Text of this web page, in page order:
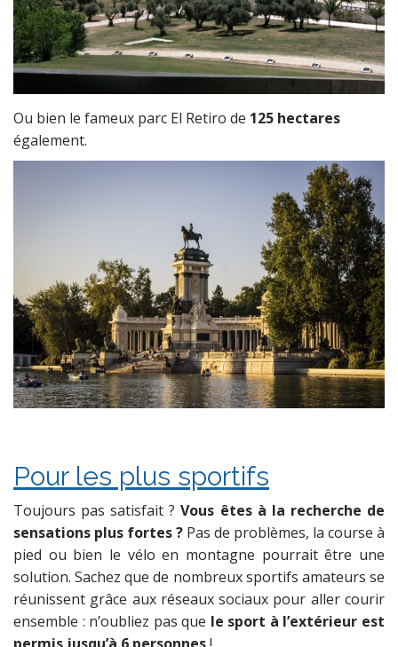
Ou bien le fameux parc El Retiro de 125 hectares
également.
Pour les plus sportifs
Toujours pas satisfait ? Vous êtes à la recherche de
sensations plus fortes ? Pas de problèmes, la course à
pied ou bien le vélo en montagne pourrait être une
solution. Sachez que de nombreux sportifs amateurs se
réunissent grâce aux réseaux sociaux pour aller courir
ensemble : n’oubliez pas que le sport à l’extérieur est